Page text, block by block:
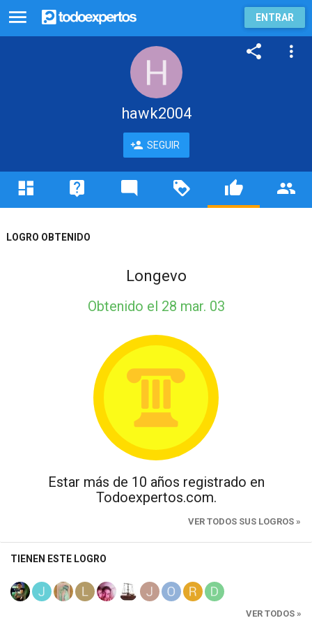
ENTRAR
hawk2004
SEGUIR
LOGRO OBTENIDO
Longevo
Obtenido el 28 mar. 03
Estar más de 10 años registrado en
Todoexpertos.com.
VER TODOS SUS LOGROS »
TIENEN ESTE LOGRO
VER TODOS »